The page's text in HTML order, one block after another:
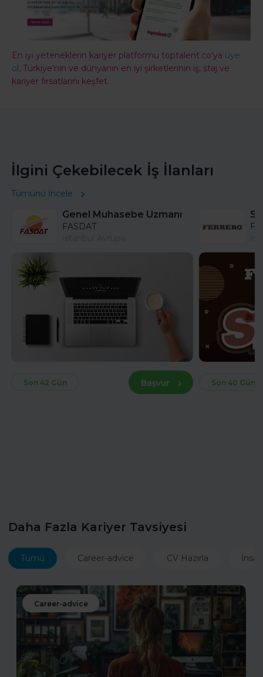
En iyi yeteneklerin kariyer platformu toptalent.co'ya üye
ol, Türkiye'nin ve dünyanın en iyi şirketlerinin iş, staj ve
kariyer fırsatlarını keşfet.
İlgini Çekebilecek İş İlanları
Tümünü İncele
Genel Muhasebe Uzmanı
FASDAT
Son 42 Gün Başvur Son 40 Gün
Daha Fazla Kariyer Tavsiyesi
Tümü Career-advice CV Hazırla
Career-advice